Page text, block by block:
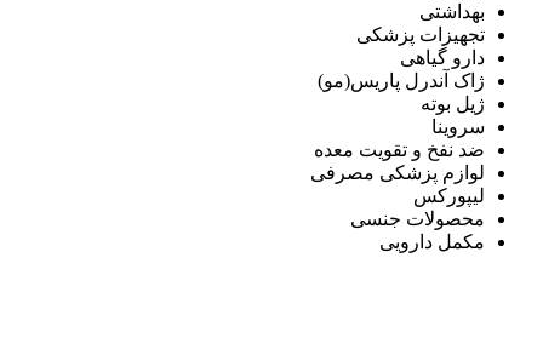
بهداشتی
تجهیزات پزشکی
دارو گیاهی
ژاک آندرل پاریس(مو)
ژیل بوته
سروینا
ضد نفخ و تقویت معده
لوازم پزشکی مصرفی
لیپورکس
محصولات جنسی
مکمل دارویی